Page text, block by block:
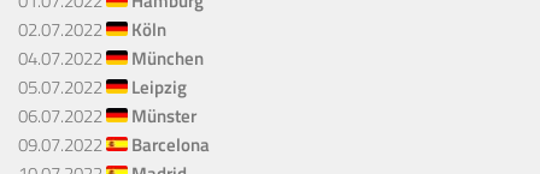
02.07.2022
Köln
04.07.2022
München
05.07.2022
Leipzig
06.07.2022
Münster
09.07.2022
Barcelona